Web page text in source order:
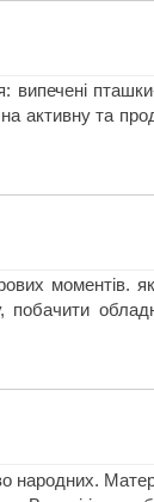
активну та
побачити
народних.